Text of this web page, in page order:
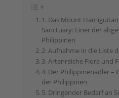
1. Das Mount
Sanctuary: Einer der
Philippinen
2. Aufnahme in die Liste
3. Artenreiche Flora und
4. Der Philippinenadler –
der Philippinen
5. Dringender Bedarf an